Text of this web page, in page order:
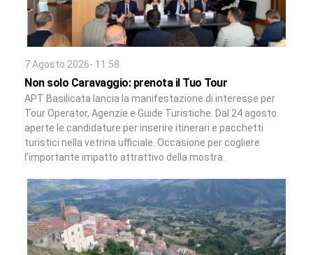
7 Agosto 2026- 11:58
Non solo Caravaggio: prenota il Tuo Tour
APT Basilicata lancia la manifestazione di interesse per
Tour Operator, Agenzie e Guide Turistiche. Dal 24 agosto
aperte le candidature per inserire itinerari e pacchetti
turistici nella vetrina ufficiale. Occasione per cogliere
l’importante impatto attrattivo della mostra.